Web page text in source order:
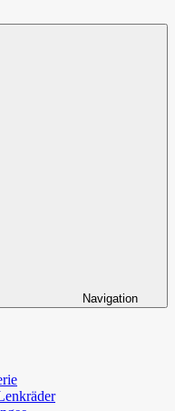
Navigation